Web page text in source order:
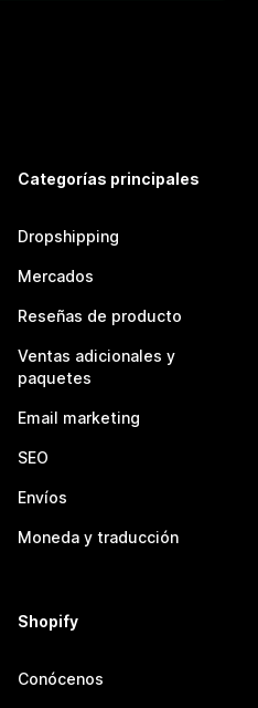
Categorías principales
Dropshipping
Mercados
Reseñas de producto
Ventas adicionales y
paquetes
Email marketing
SEO
Envíos
Moneda y traducción
Shopify
Conócenos